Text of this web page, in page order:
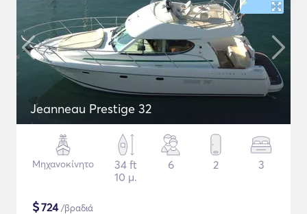
Jeanneau Prestige 32
Μηχανοκίνητο
34 ft
10 μ.
6 2 3
$724/βραδιά